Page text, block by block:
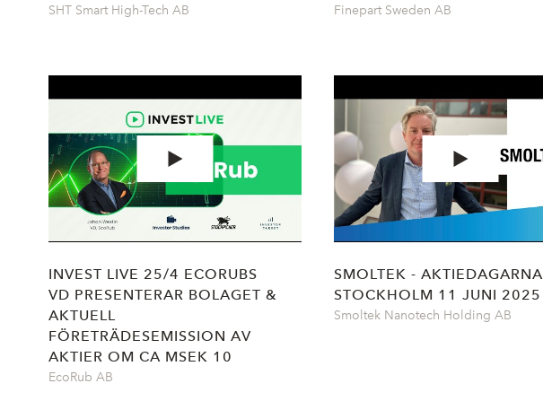
SHT Smart High-Tech AB Finepart Sweden AB
INVEST LIVE 25/4 ECORUBS
VD PRESENTERAR BOLAGET &
AKTUELL
FÖRETRÄDESEMISSION AV
AKTIER OM CA MSEK 10
EcoRub AB
SMOLTEK - AKTIEDAGARNA
STOCKHOLM 11 JUNI 2025
Smoltek Nanotech Holding AB